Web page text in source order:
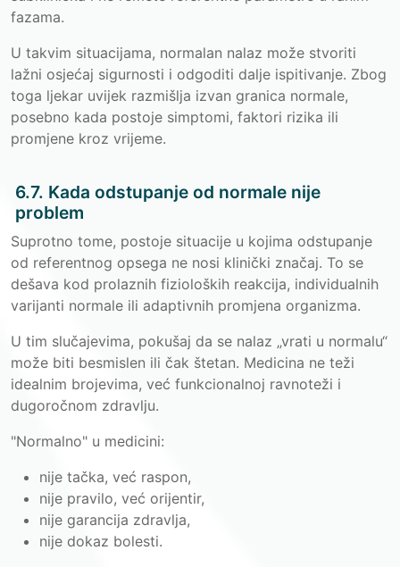
fazama.
U takvim situacijama, normalan nalaz može stvoriti
lažni osjećaj sigurnosti i odgoditi dalje ispitivanje. Zbog
toga ljekar uvijek razmišlja izvan granica normale,
posebno kada postoje simptomi, faktori rizika ili
promjene kroz vrijeme.
6.7. Kada odstupanje od normale nije
problem
Suprotno tome, postoje situacije u kojima odstupanje
od referentnog opsega ne nosi klinički značaj. To se
dešava kod prolaznih fizioloških reakcija, individualnih
varijanti normale ili adaptivnih promjena organizma.
U tim slučajevima, pokušaj da se nalaz „vrati u normalu“
može biti besmislen ili čak štetan. Medicina ne teži
idealnim brojevima, već funkcionalnoj ravnoteži i
dugoročnom zdravlju.
"Normalno" u medicini:
nije tačka, već raspon,
nije pravilo, već orijentir,
nije garancija zdravlja,
nije dokaz bolesti.